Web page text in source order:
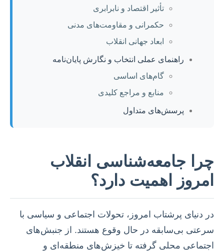
تأثیر اقتصاد و نابرابری
حکمرانی و مقاومت‌های مدنی
ابعاد جهانی انقلاب
راهنمای عملی انتخاب و نگارش پایان‌نامه
گام‌های اساسی
منابع و مراجع کلیدی
پرسش‌های متداول
چرا جامعه‌شناسی انقلاب
امروز اهمیت دارد؟
در دنیای پرشتاب امروز، تحولات اجتماعی و سیاسی با
سرعتی بی‌سابقه در حال وقوع هستند. از جنبش‌های
اجتماعی محلی گرفته تا خیزش‌های منطقه‌ای و